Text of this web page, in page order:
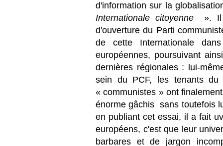
d'information sur la
Internationale citoyenne
». Il
d'ouverture du Parti
de cette Internationale
européennes, poursuivant
dernières régionales : lui-
sein du PCF, les tenants du
« communistes » ont
énorme gâchis  sans toutefois
en publiant cet essai, il a fait
européens, c'est que leur
barbares et de jargon